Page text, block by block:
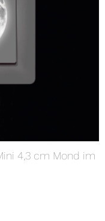
4,3 cm Mond im